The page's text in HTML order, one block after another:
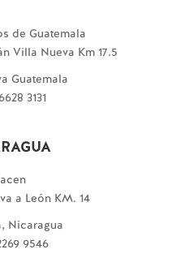
de Guatemala
Villa Nueva Km 17.5
Guatemala
3131
a León KM. 14
Nicaragua
9546